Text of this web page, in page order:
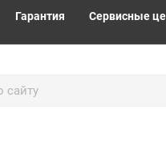
Гарантия Сервисные